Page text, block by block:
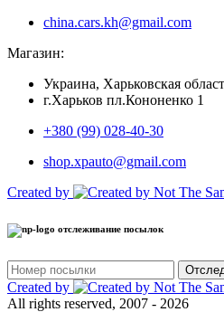
china.cars.kh@gmail.com
Магазин:
Украина, Харьковская
г.Харьков пл.Кононенко 1
+380 (99) 028-40-30
shop.xpauto@gmail.com
Created by
отслеживание посылок
Created by
All rights reserved, 2007 - 2026